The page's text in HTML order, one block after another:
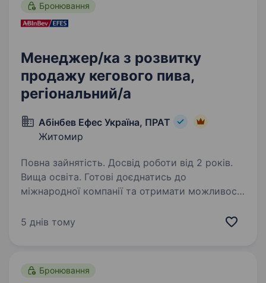
Бронювання
Менеджер/ка з розвитку
продажу кегового пива,
регіональний/а
Абінбев Ефес Україна, ПРАТ
Житомир
Повна зайнятість. Досвід роботи від 2 років.
Вища освіта. Готові доєднатись до
міжнародної компанії та отримати можливості
Ви отримаєте наставництво від працівників
5 днів тому
Бронювання